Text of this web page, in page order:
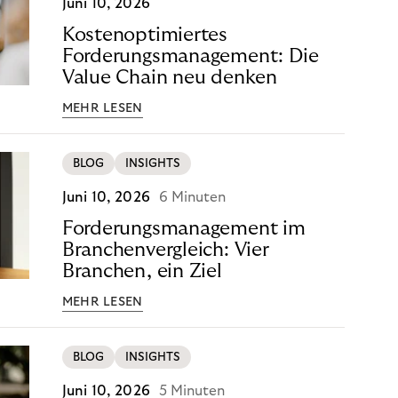
Juni 10, 2026
Kostenoptimiertes
Forderungsmanagement: Die
Value Chain neu denken
MEHR LESEN
BLOG INSIGHTS
Juni 10, 2026 6 Minuten
Forderungsmanagement im
Branchenvergleich: Vier
Branchen, ein Ziel
MEHR LESEN
BLOG INSIGHTS
Juni 10, 2026 5 Minuten